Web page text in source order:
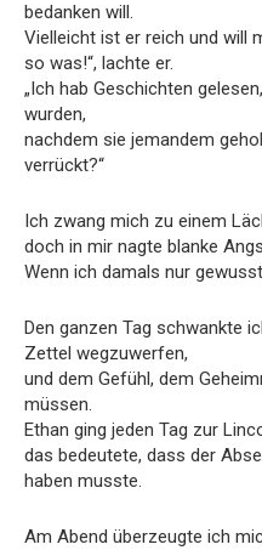
bedanken will.
Vielleicht ist er reich und will
so was!“, lachte er.
„Ich hab Geschichten
wurden,
nachdem sie jemandem
verrückt?“
Ich zwang mich zu einem
doch in mir nagte blanke
Wenn ich damals nur
Den ganzen Tag schwankte
Zettel wegzuwerfen,
und dem Gefühl, dem
müssen.
Ethan ging jeden Tag zur
das bedeutete, dass der
haben musste.
Am Abend überzeugte ich